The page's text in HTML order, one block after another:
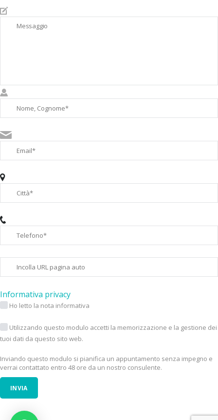
Informativa privacy
Ho letto la nota informativa
Utilizzando questo modulo accetti la memorizzazione e la gestione dei
tuoi dati da questo sito web.
Inviando questo modulo si pianifica un appuntamento senza impegno e
verrai contattato entro 48 ore da un nostro consulente.